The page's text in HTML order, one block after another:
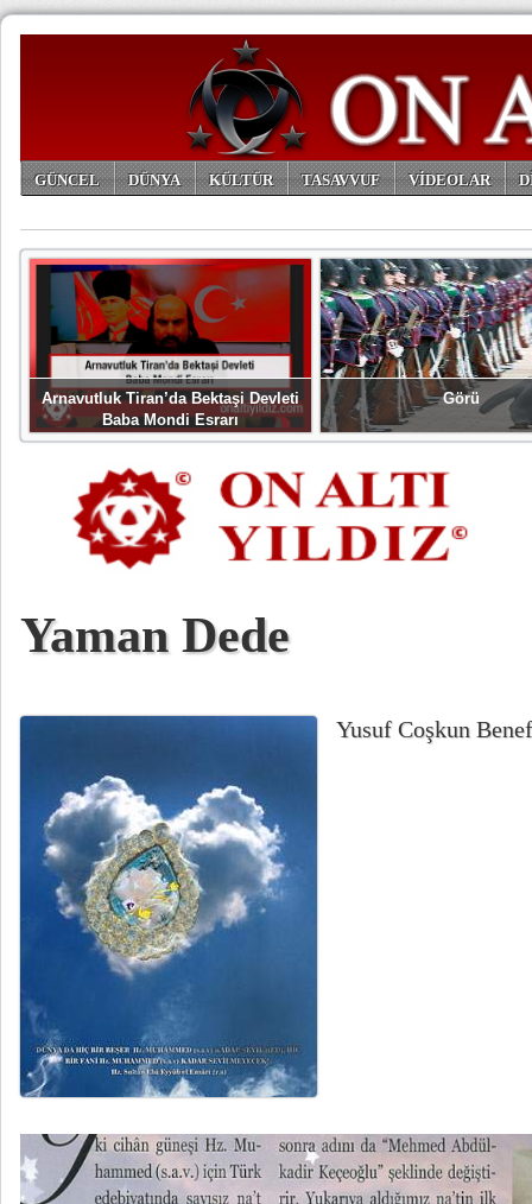
GÜNCEL DÜNYA KÜLTÜR TASAVVUF VİDEOLAR
Arnavutluk Tiran’da Bektaşi Devleti
Baba Mondi Esrarı
Görü
Yaman Dede
Yusuf Coşkun